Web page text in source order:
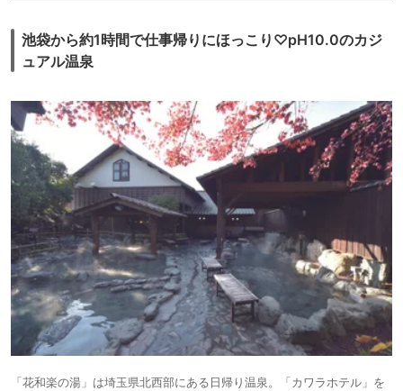
池袋から約1時間で仕事帰りにほっこり♡pH10.0のカジ
ュアル温泉
「花和楽の湯」は埼玉県北西部にある日帰り温泉。「カワラホテル」を